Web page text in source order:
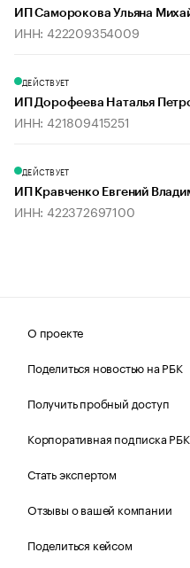
ИП Саморокова Ульяна
ИНН: 422209354009
ДЕЙСТВУЕТ
ИП Дорофеева Наталья
ИНН: 421809415251
ДЕЙСТВУЕТ
ИП Кравченко Евгений
ИНН: 422372697100
О проекте
Поделиться новостью на РБК
Получить пробный доступ
Корпоративная подписка РБК
Стать экспертом
Отзывы о вашей компании
Поделиться кейсом